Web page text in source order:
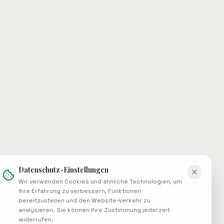
Datenschutz-Einstellungen
Wir verwenden Cookies und ähnliche Technologien, um
Ihre Erfahrung zu verbessern, Funktionen
bereitzustellen und den Website-Verkehr zu
analysieren. Sie können Ihre Zustimmung jederzeit
widerrufen.